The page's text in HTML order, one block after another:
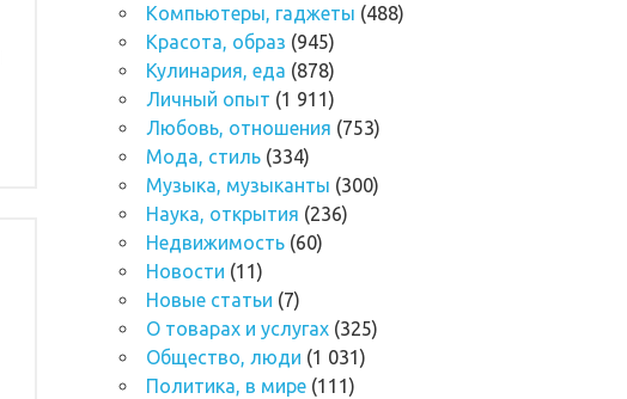
Компьютеры, гаджеты (488)
Красота, образ (945)
Кулинария, еда (878)
Личный опыт (1 911)
Любовь, отношения (753)
Мода, стиль (334)
Музыка, музыканты (300)
Наука, открытия (236)
Недвижимость (60)
Новости (11)
Новые статьи (7)
О товарах и услугах (325)
Общество, люди (1 031)
Политика, в мире (111)